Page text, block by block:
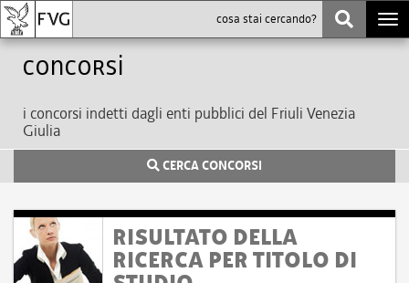
Concorsi
i concorsi indetti dagli enti pubblici del Friuli Venezia
Giulia
CERCA CONCORSI
RISULTATO DELLA
RICERCA PER TITOLO DI